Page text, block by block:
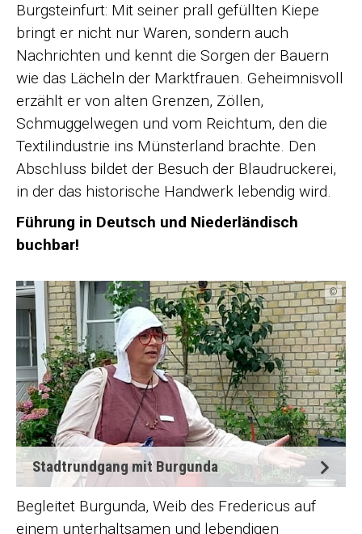
Burgsteinfurt: Mit seiner prall gefüllten Kiepe
bringt er nicht nur Waren, sondern auch
Nachrichten und kennt die Sorgen der Bauern
wie das Lächeln der Marktfrauen. Geheimnisvoll
erzählt er von alten Grenzen, Zöllen,
Schmuggelwegen und vom Reichtum, den die
Textilindustrie ins Münsterland brachte. Den
Abschluss bildet der Besuch der Blaudruckerei,
in der das historische Handwerk lebendig wird.
Führung in Deutsch und Niederländisch
buchbar!
©
Stadtrundgang mit Burgunda
Begleitet Burgunda, Weib des Fredericus auf
einem unterhaltsamen und lebendigen